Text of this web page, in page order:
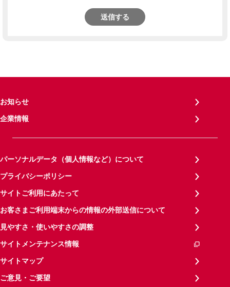
送信する
お知らせ
企業情報
パーソナルデータ（個人情報など）について
プライバシーポリシー
サイトご利用にあたって
お客さまご利用端末からの情報の外部送信について
見やすさ・使いやすさの調整
サイトメンテナンス情報
サイトマップ
ご意見・ご要望